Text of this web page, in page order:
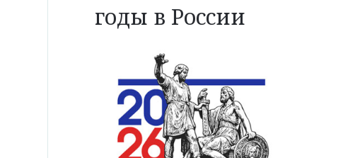
годы в России